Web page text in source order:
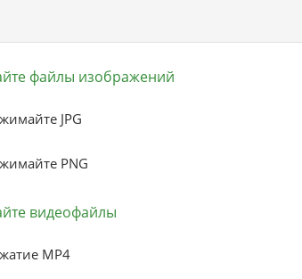
файлы изображений
JPG
PNG
видеофайлы
MP4